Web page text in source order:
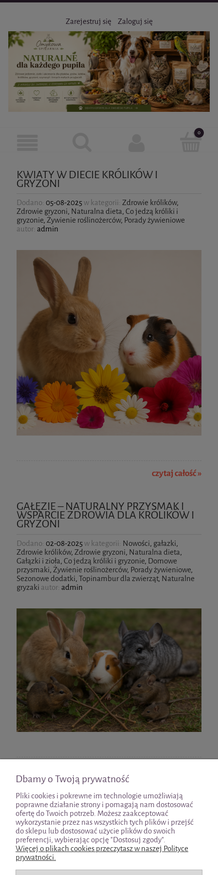
Zarejestruj się Zaloguj się
KWIATY W DIECIE KRÓLIKÓW I
GRYZONI
Dodano: 05-08-2025 w kategorii: Zdrowie królików,
Zdrowie gryzoni, Naturalna dieta, Co jedzą króliki i
gryzonie, Żywienie roślinożerców, Porady żywieniowe
autor: admin
czytaj całość »
GAŁĘZIE – NATURALNY PRZYSMAK I
WSPARCIE ZDROWIA DLA KRÓLIKÓW I
GRYZONI
Dodano: 02-08-2025 w kategorii: Nowości, gałazki,
Zdrowie królików, Zdrowie gryzoni, Naturalna dieta,
Gałązki i zioła, Co jedzą króliki i gryzonie, Domowe
przysmaki, Żywienie roślinożerców, Porady żywieniowe,
Sezonowe dodatki, Topinambur dla zwierząt, Naturalne
gryzaki autor: admin
Pomoc
Dbamy o Twoją prywatność
Pliki cookies i pokrewne im technologie umożliwiają
poprawne działanie strony i pomagają nam dostosować
ofertę do Twoich potrzeb. Możesz zaakceptować
wykorzystanie przez nas wszystkich tych plików i przejść
do sklepu lub dostosować użycie plików do swoich
preferencji, wybierając opcję "Dostosuj zgody".
Więcej o plikach cookies przeczytasz w naszej Polityce
prywatności.